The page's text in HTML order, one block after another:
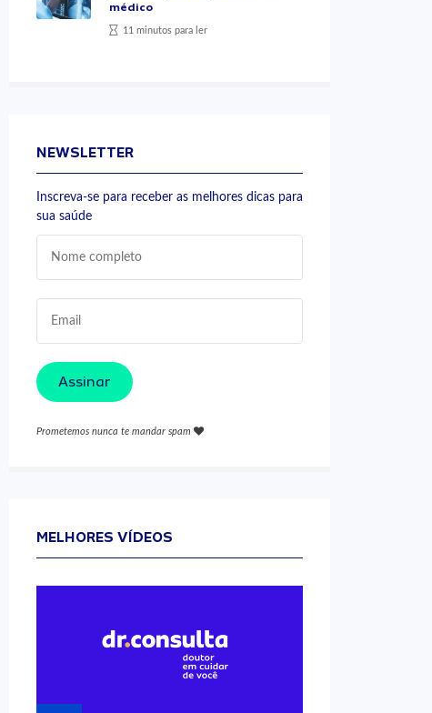
médico
11 minutos para ler
NEWSLETTER
Inscreva-se para receber as melhores dicas para
sua saúde
Assinar
Prometemos nunca te mandar spam
MELHORES VÍDEOS